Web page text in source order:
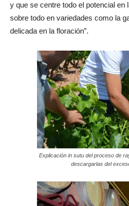
y que se centre todo el potencial en
sobre todo en variedades como la
delicada en la floración”.
Explicación in sutu del proceso de
descargarlas del